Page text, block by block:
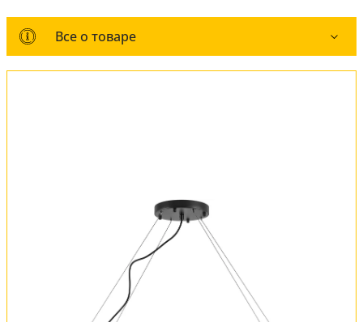
Все о товаре
Все о товаре
Обмен и возврат